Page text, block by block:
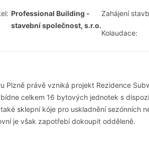
Professional Building -
stavební společnost, s.r.o.
Zahájení
Kolaudace:
Plzně právě vzniká projekt Rezidence
celkem 16 bytových jednotek s
sklepní kóje pro uskladnění sezónních
je však zapotřebí dokoupit odděleně.